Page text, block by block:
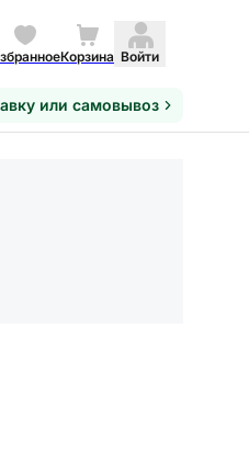
Корзина Войти
или самовывоз